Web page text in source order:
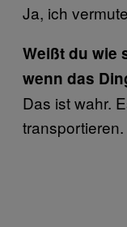
Ja, ich
Weißt du wie
wenn das
Das ist wahr.
transportieren.